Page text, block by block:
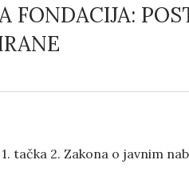
FONDACIJA:
tačka 2. Zakona o javnim